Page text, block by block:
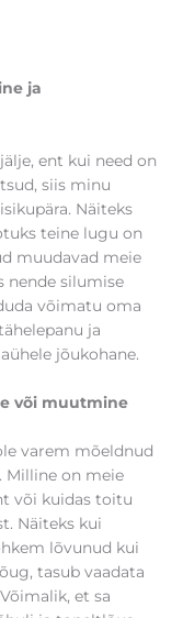
ja
ent kui need on
siis minu
Näiteks
teine lugu on
muudavad meie
nende silumise
võimatu oma
ja
jõukohane.
või muutmine
varem mõeldnud
Milline on meie
või kuidas toitu
Näiteks kui
lõvunud kui
tasub vaadata
et sa